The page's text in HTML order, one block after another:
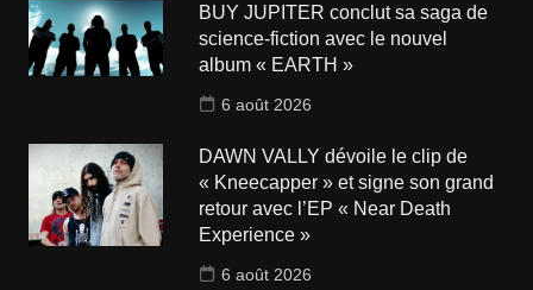
BUY JUPITER conclut sa saga de
science-fiction avec le nouvel
album « EARTH »
6 août 2026
DAWN VALLY dévoile le clip de
« Kneecapper » et signe son grand
retour avec l’EP « Near Death
Experience »
6 août 2026